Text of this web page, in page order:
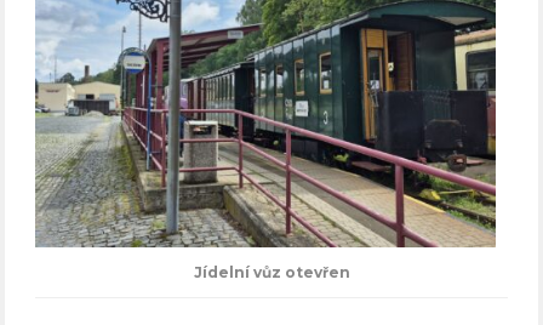
Jídelní vůz otevřen